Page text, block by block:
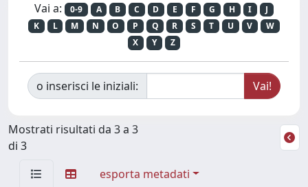
Vai a: 0-9 A B C D E F G H I
J
K
L M N O P Q R S T U V
W
X
Y Z
o inserisci le iniziali:
Mostrati risultati da 3 a 3
di 3
esporta metadati